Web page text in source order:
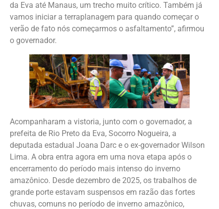
da Eva até Manaus, um trecho muito crítico. Também já
vamos iniciar a terraplanagem para quando começar o
verão de fato nós começarmos o asfaltamento”, afirmou
o governador.
Acompanharam a vistoria, junto com o governador, a
prefeita de Rio Preto da Eva, Socorro Nogueira, a
deputada estadual Joana Darc e o ex-governador Wilson
Lima. A obra entra agora em uma nova etapa após o
encerramento do período mais intenso do inverno
amazônico. Desde dezembro de 2025, os trabalhos de
grande porte estavam suspensos em razão das fortes
chuvas, comuns no período de inverno amazônico,